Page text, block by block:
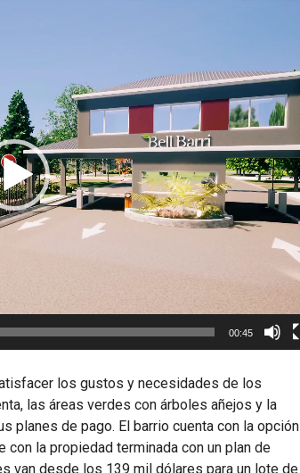
00:45
los gustos y necesidades de los
las áreas verdes con árboles añejos y la
planes de pago. El barrio cuenta con la opción
la propiedad terminada con un plan de
van desde los 139 mil dólares para un lote de